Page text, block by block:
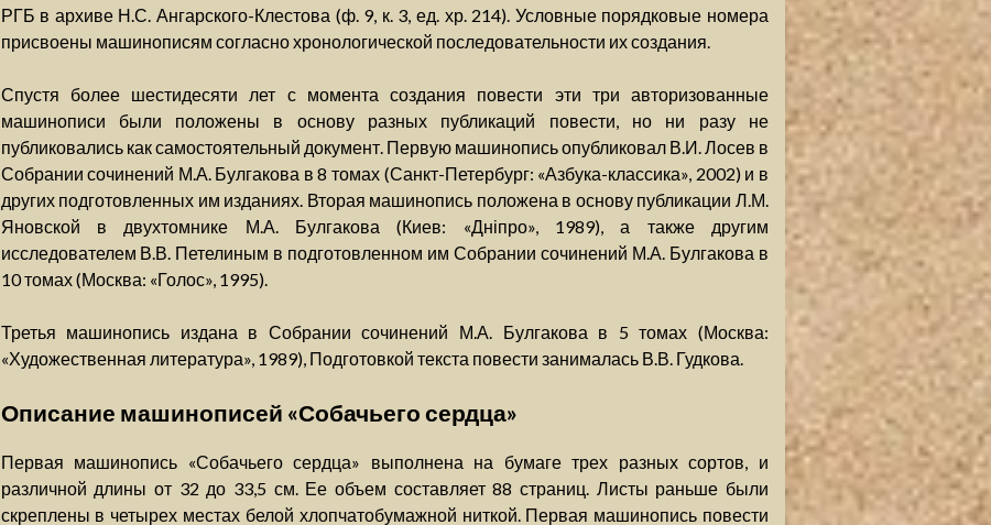
РГБ в архиве Н.С. Ангарского-Клестова (ф. 9, к. 3, ед. хр. 214). Условные порядковые номера
присвоены машинописям согласно хронологической последовательности их создания.
Спустя более шестидесяти лет с момента создания повести эти три авторизованные
машинописи были положены в основу разных публикаций повести, но ни разу не
публиковались как самостоятельный документ. Первую машинопись опубликовал В.И. Лосев в
Собрании сочинений М.А. Булгакова в 8 томах (Санкт-Петербург: «Азбука-классика», 2002) и в
других подготовленных им изданиях. Вторая машинопись положена в основу публикации Л.М.
Яновской в двухтомнике М.А. Булгакова (Киев: «Дніпро», 1989), а также другим
исследователем В.В. Петелиным в подготовленном им Собрании сочинений М.А. Булгакова в
10 томах (Москва: «Голос», 1995).
Третья машинопись издана в Собрании сочинений М.А. Булгакова в 5 томах (Москва:
«Художественная литература», 1989), Подготовкой текста повести занималась В.В. Гудкова.
Описание машинописей «Собачьего сердца»
Первая машинопись «Собачьего сердца» выполнена на бумаге трех разных сортов, и
различной длины от 32 до 33,5 см. Ее объем составляет 88 страниц. Листы раньше были
скреплены в четырех местах белой хлопчатобумажной ниткой. Первая машинопись повести